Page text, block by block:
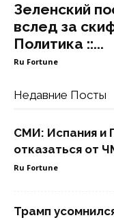
Зеленский
вслед за
Политика ::...
Ru Fortune
Недавние Посты
СМИ: Испания и
отказаться от
Ru Fortune
Трамп